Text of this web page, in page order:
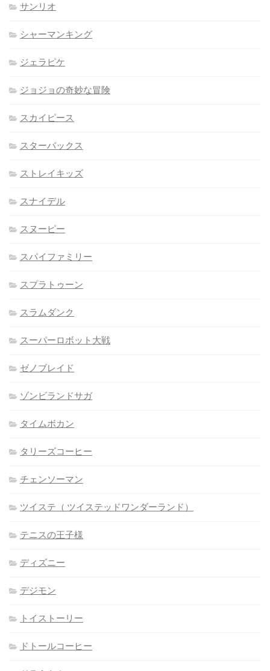
サンリオ
シャーマンキング
ジェラピケ
ジョジョの奇妙な冒険
スカイピース
スターバックス
ストレイキッズ
スナイデル
スヌーピー
スパイファミリー
スプラトゥーン
スラムダンク
スーパーロボット大戦
ゼノブレイド
ゾンビランドサガ
タイムボカン
タリーズコーヒー
チェンソーマン
ツイステ（ ツイステッドワンダーランド）
テニスの王子様
ディズニー
デジモン
トイストーリー
ドトールコーヒー